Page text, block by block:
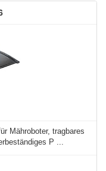
Mähroboter, tragbares
P ...